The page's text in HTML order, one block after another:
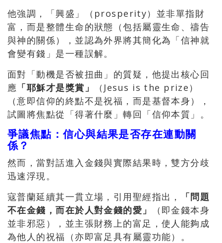
他強調，「興盛」（prosperity）並非單指財
富，而是整體生命的狀態（包括屬靈生命、禱告
與神的關係），並認為外界將其簡化為「信神就
會變有錢」是一種誤解。
面對「動機是否被扭曲」的質疑，他提出核心回
應 「耶穌才是獎賞」
（Jesus is the prize）
（意即信仰的終點不是祝福，而是基督本身），
試圖將焦點從「得著什麼」轉回「信仰本質」。
爭議焦點：信心與結果是否存在連動關
係？
然而，當對話進入金錢與實際結果時，雙方分歧
迅速浮現。
寇普蘭延續其一貫立場，引用聖經指出，
「問題
不在金錢，而在於人對金錢的愛」
（即金錢本身
並非邪惡），並主張財務上的富足，使人能夠成
為他人的祝福（亦即富足具有屬靈功能）。